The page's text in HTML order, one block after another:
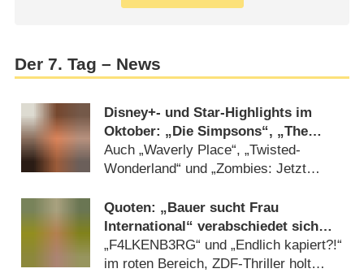
Der 7. Tag – News
Disney+- und Star-Highlights im
Oktober: „Die Simpsons“, „The
Rookie“, „High Potential“, „Phineas
& Ferb“ und „Die Rosenheim-Cops“
Auch „Waverly Place“, „Twisted-
Wonderland“ und „Zombies: Jetzt
(30.09.2025)
Quoten: „Bauer sucht Frau
International“ verabschiedet sich
mit Tiefstwert
„F4LKENB3RG“ und „Endlich kapiert?!“
im roten Bereich, ZDF-Thriller holt